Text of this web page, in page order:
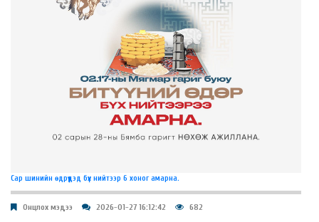
Сар шинийн өдрүүдэд бүх нийтээр 6 хоног амарна.
Онцлох мэдээ 2026-01-27 16:12:42 682